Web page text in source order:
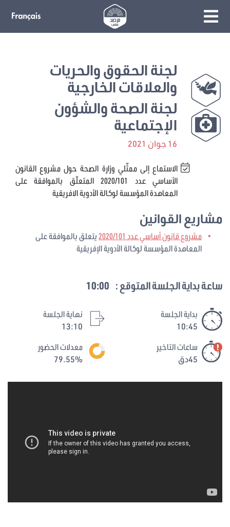
لجنة الحقوق والحريات
والعلاقات الخارجية
لجنة الصحة والشؤون
الإجتماعية
16 جوان 2021
الاستماع إلى ممثّلي وزارة الصحة حول مشروع القانون
الأساسي عدد 2020/101 المتعلّق بالموافقة على
المعاهدة المؤسسة لوكالة الأدوية الافريقية
مشاريع القوانين
مشروع قانون أساسي عدد 2020/101
يتعلق بالموافقة على
المعاهدة المؤسسة لوكالة الأدوية الإفريقية
ساعة بداية الجلسة المتوقع : 10:00
بداية الجلسة
10:45
نهاية الجلسة
13:10
ساعات التاخير
45دق
معدلات الحضور
79.55%